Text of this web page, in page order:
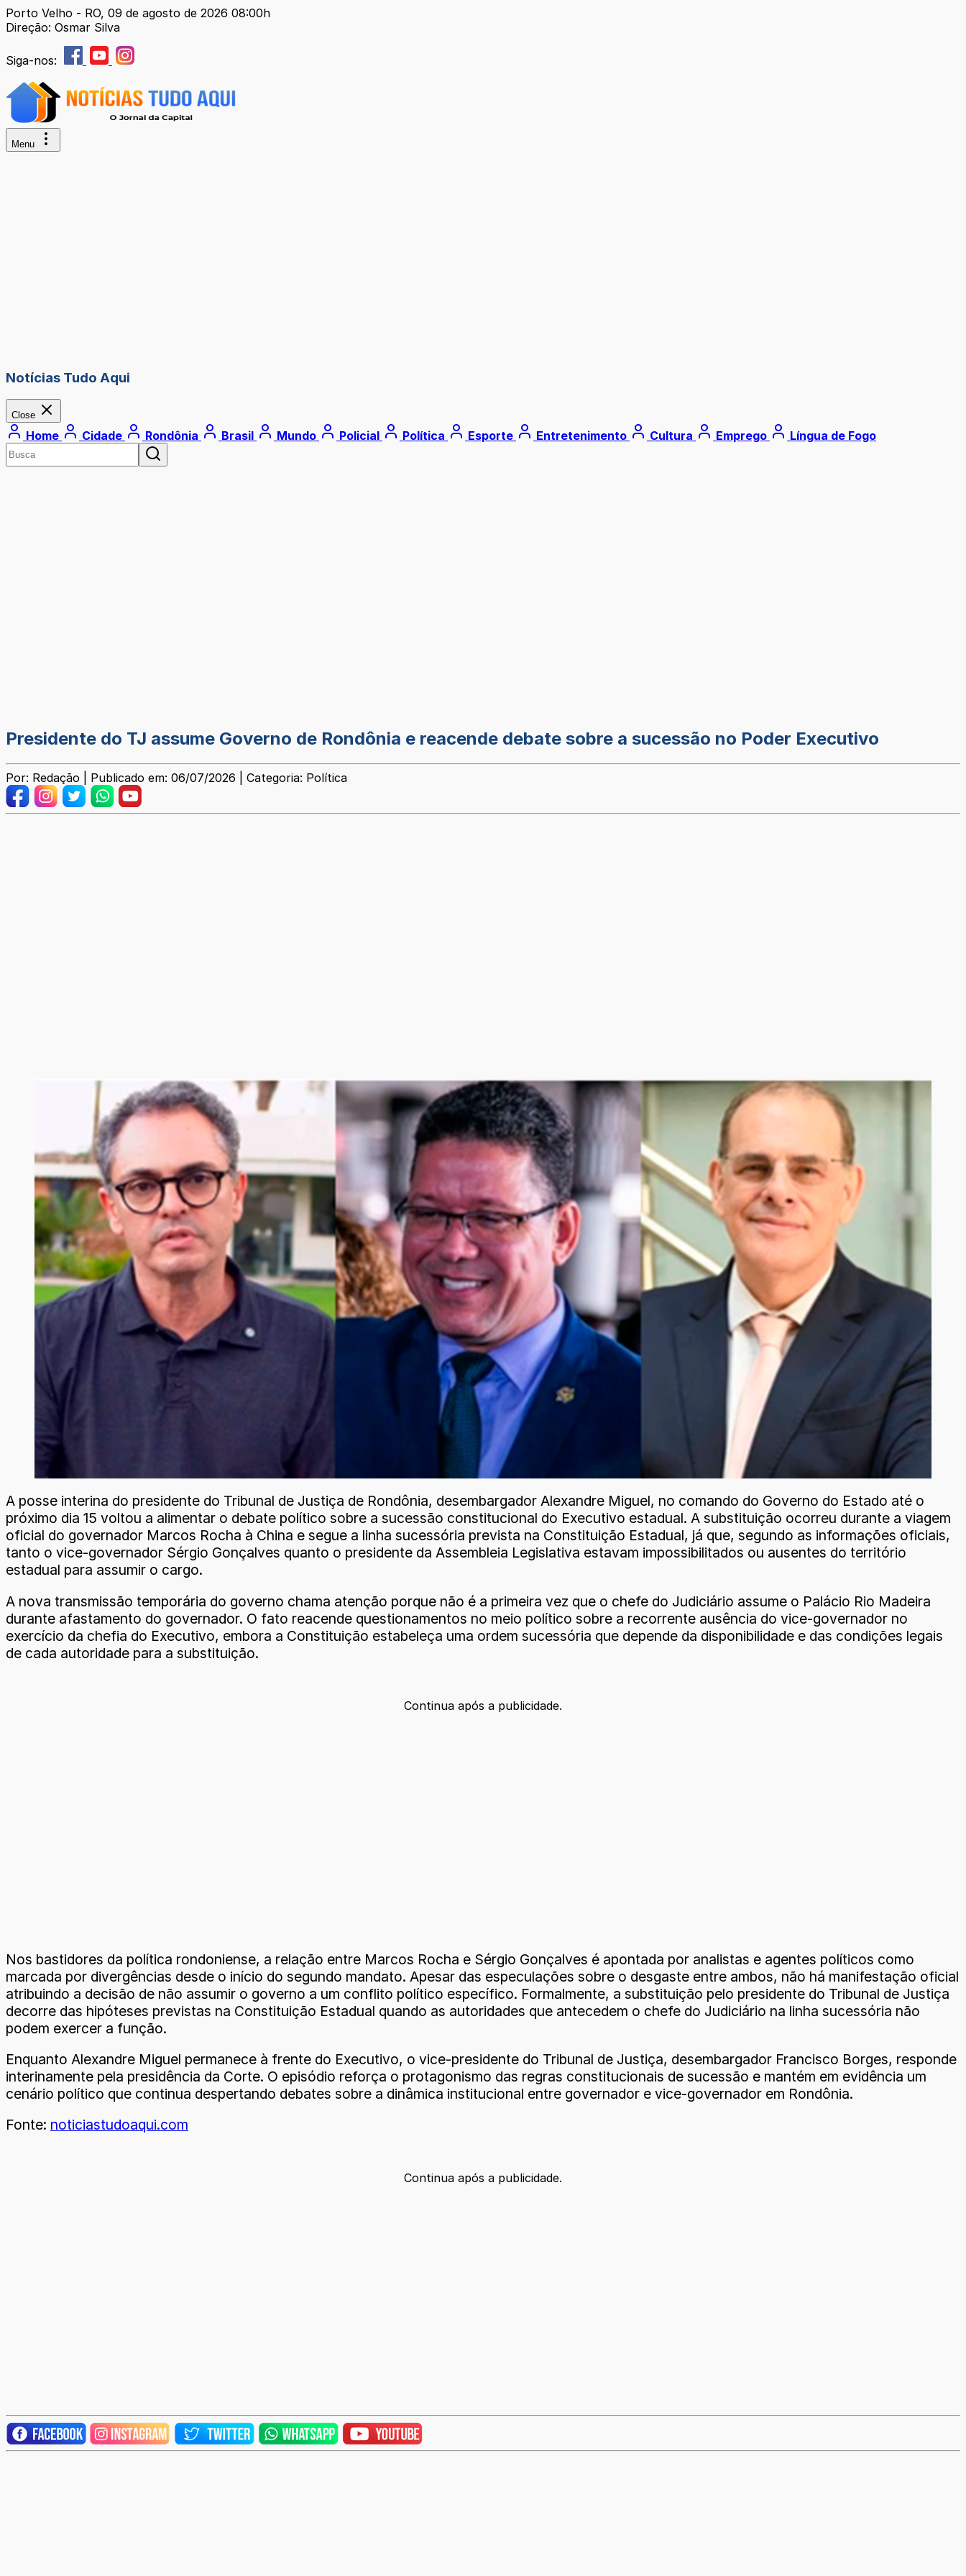
Porto Velho - RO, 09 de agosto de 2026 08:00h
Direção: Osmar Silva
Siga-nos:
Menu
Notícias Tudo Aqui
Close
Home Cidade Rondônia Brasil Mundo Policial Política Esporte Entretenimento Cultura Emprego Língua de Fogo
Presidente do TJ assume Governo de Rondônia e reacende debate sobre a sucessão no Poder Executivo
Por: Redação | Publicado em: 06/07/2026 | Categoria: Política
A posse interina do presidente do Tribunal de Justiça de Rondônia, desembargador Alexandre Miguel, no comando do Governo do Estado até o
próximo dia 15 voltou a alimentar o debate político sobre a sucessão constitucional do Executivo estadual. A substituição ocorreu durante a viagem
oficial do governador Marcos Rocha à China e segue a linha sucessória prevista na Constituição Estadual, já que, segundo as informações oficiais,
tanto o vice-governador Sérgio Gonçalves quanto o presidente da Assembleia Legislativa estavam impossibilitados ou ausentes do território
estadual para assumir o cargo.
A nova transmissão temporária do governo chama atenção porque não é a primeira vez que o chefe do Judiciário assume o Palácio Rio Madeira
durante afastamento do governador. O fato reacende questionamentos no meio político sobre a recorrente ausência do vice-governador no
exercício da chefia do Executivo, embora a Constituição estabeleça uma ordem sucessória que depende da disponibilidade e das condições legais
de cada autoridade para a substituição.
Continua após a publicidade.
Nos bastidores da política rondoniense, a relação entre Marcos Rocha e Sérgio Gonçalves é apontada por analistas e agentes políticos como
marcada por divergências desde o início do segundo mandato. Apesar das especulações sobre o desgaste entre ambos, não há manifestação oficial
atribuindo a decisão de não assumir o governo a um conflito político específico. Formalmente, a substituição pelo presidente do Tribunal de Justiça
decorre das hipóteses previstas na Constituição Estadual quando as autoridades que antecedem o chefe do Judiciário na linha sucessória não
podem exercer a função.
Enquanto Alexandre Miguel permanece à frente do Executivo, o vice-presidente do Tribunal de Justiça, desembargador Francisco Borges, responde
interinamente pela presidência da Corte. O episódio reforça o protagonismo das regras constitucionais de sucessão e mantém em evidência um
cenário político que continua despertando debates sobre a dinâmica institucional entre governador e vice-governador em Rondônia.
Fonte: noticiastudoaqui.com
Continua após a publicidade.